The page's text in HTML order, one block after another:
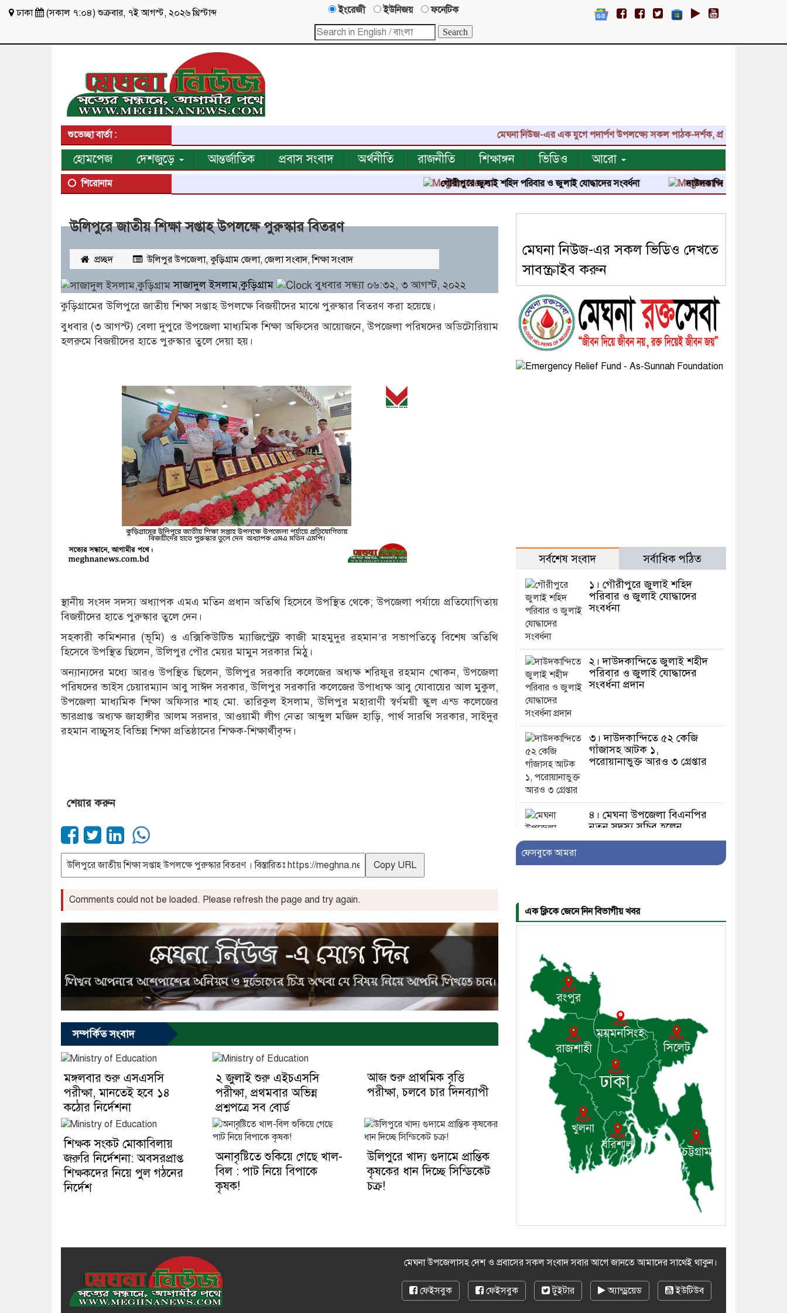
ঢাকা (সকাল ৭:০৪)শুক্রবার, ৭ই আগস্ট, ২০২৬ খ্রিস্টাব্দ ইংরেজী ইউনিজয় ফনেটিক
শুভেচ্ছা বার্তা : মেঘনা নিউজ-এর এক যুগে পদার্পণ উপলক্ষ্যে সকল পাঠক-দর্শক, প্রতিনিধি, শুভাকাঙ্ক্ষী,
হোমপেজ দেশজুড়ে আন্তর্জাতিক প্রবাস সংবাদ অর্থনীতি রাজনীতি শিক্ষাঙ্গন ভিডিও আরো
শিরোনাম গৌরীপুরে জুলাই শহিদ পরিবার ও জুলাই যোদ্ধাদের সংবর্ধনা দাউদকান্দিতে জুলাই শহীদ পরিবার ও
উলিপুরে জাতীয় শিক্ষা সপ্তাহ উপলক্ষে পুরুস্কার বিতরণ
প্রচ্ছদ উলিপুর উপজেলা,কুড়িগ্রাম জেলা, জেলা সংবাদ,শিক্ষা সংবাদ
সাজাদুল ইসলাম,কুড়িগ্রাম
বুধবার সন্ধ্যা ০৬:৩২, ৩ আগস্ট, ২০২২
কুড়িগ্রামের উলিপুরে জাতীয় শিক্ষা সপ্তাহ উপলক্ষে বিজয়ীদের মাঝে পুরুস্কার বিতরণ করা হয়েছে।
বুধবার (৩ আগস্ট) বেলা দুপুরে উপজেলা মাধ্যমিক শিক্ষা অফিসের আয়োজনে, উপজেলা পরিষদের অডিটোরিয়াম
হলরুমে বিজয়ীদের হাতে পুরুস্কার তুলে দেয়া হয়।
স্থানীয় সংসদ সদস্য অধ্যাপক এমএ মতিন প্রধান অতিথি হিসেবে উপস্থিত থেকে; উপজেলা পর্যায়ে প্রতিযোগিতায়
বিজয়ীদের হাতে পুরুস্কার তুলে দেন।
সহকারী কমিশনার (ভূমি) ও এক্সিকিউটিভ ম্যাজিস্ট্রেট কাজী মাহমুদুর রহমান’র সভাপতিত্বে বিশেষ অতিথি
হিসেবে উপস্থিত ছিলেন, উলিপুর পৌর মেয়র মামুন সরকার মিঠু।
অন্যান্যদের মধ্যে আরও উপস্থিত ছিলেন, উলিপুর সরকারি কলেজের অধ্যক্ষ শরিফুর রহমান খোকন, উপজেলা
পরিষদের ভাইস চেয়ারম্যান আবু সাঈদ সরকার, উলিপুর সরকারি কলেজের উপাধ্যক্ষ আবু যোবায়ের আল মুকুল,
উপজেলা মাধ্যমিক শিক্ষা অফিসার শাহ মো. তারিকুল ইসলাম, উলিপুর মহারাণী স্বর্ণময়ী স্কুল এন্ড কলেজের
ভারপ্রাপ্ত অধ্যক্ষ জাহাঙ্গীর আলম সরদার, আওয়ামী লীগ নেতা আব্দুল মজিদ হাড়ি, পার্থ সারথি সরকার, সাইদুর
রহমান বাচ্চুসহ বিভিন্ন শিক্ষা প্রতিষ্ঠানের শিক্ষক-শিক্ষার্থীবৃন্দ।
শেয়ার করুন
Copy URL
Comments could not be loaded. Please refresh the page and try again.
সম্পর্কিত সংবাদ
মঙ্গলবার শুরু এসএসসি
পরীক্ষা, মানতেই হবে ১৪
কঠোর নির্দেশনা
২ জুলাই শুরু এইচএসসি
পরীক্ষা, প্রথমবার অভিন্ন
প্রশ্নপত্রে সব বোর্ড
আজ শুরু প্রাথমিক বৃত্তি
পরীক্ষা, চলবে চার দিনব্যাপী
শিক্ষক সংকট মোকাবিলায়
জরুরি নির্দেশনা: অবসরপ্রাপ্ত
শিক্ষকদের নিয়ে পুল গঠনের
নির্দেশ
অনাবৃষ্টিতে শুকিয়ে গেছে খাল-
বিল : পাট নিয়ে বিপাকে
কৃষক!
উলিপুরে খাদ্য গুদামে প্রান্তিক
কৃষকের ধান দিচ্ছে সিন্ডিকেট
চক্র!
মেঘনা নিউজ-এর সকল ভিডিও দেখতে
সাবস্ক্রাইব করুন
সর্বশেষ সংবাদ সর্বাধিক পঠিত
১। গৌরীপুরে জুলাই শহিদ
পরিবার ও জুলাই যোদ্ধাদের
সংবর্ধনা
২। দাউদকান্দিতে জুলাই শহীদ
পরিবার ও জুলাই যোদ্ধাদের
সংবর্ধনা প্রদান
৩। দাউদকান্দিতে ৫২ কেজি
গাঁজাসহ আটক ১,
পরোয়ানাভুক্ত আরও ৩ গ্রেপ্তার
৪। মেঘনা উপজেলা বিএনপির
নতুন সদস্য সচিব হলেন
সালাউদ্দিন সরকার
৫। জেলা পুলিশ সুপার থেকে
সম্মাননা পেলেন দাউদকান্দি
মডেল থানার এএসআই সজল
৬। দাউদকান্দিতে উপজেলা
আইন-শৃঙ্খলা কমিটির মাসিক
সভা অনুষ্ঠিত
৭। দাউদকান্দিতে মুচি
সম্প্রদায়ের খোঁজখবর নিলেন ড.
খন্দকার মারুফ হোসেন
৮। মেঘনায় আইন-শৃঙ্খলা
কমিটির মাসিক সভা অনুষ্ঠিত
৯। জাতীয় নেতা ড. খন্দকার
মোশাররফ হোসেনের মূল্যায়ন
কোথায় এবং একটি বিশ্লেষণ
প্রাণনাশের হুমকির অভিযোগ
ফেসবুকে আমরা
এক ক্লিকে জেনে নিন বিভাগীয় খবর
মেঘনা উপজেলাসহ দেশ ও প্রবাসের সকল সংবাদ সবার আগে জানতে আমাদের সাথেই থাকুন।
ফেইসবুক ফেইসবুক টুইটার অ্যান্ড্রয়েড ইউটিউব